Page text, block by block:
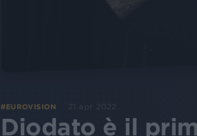
#EUROVISION 21 apr 2022
Diodato è il